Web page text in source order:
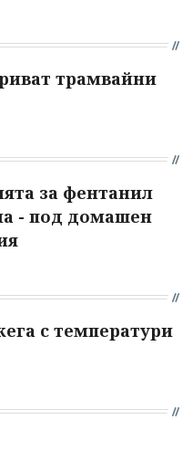
трамвайни
за фентанил
- под домашен
с температури